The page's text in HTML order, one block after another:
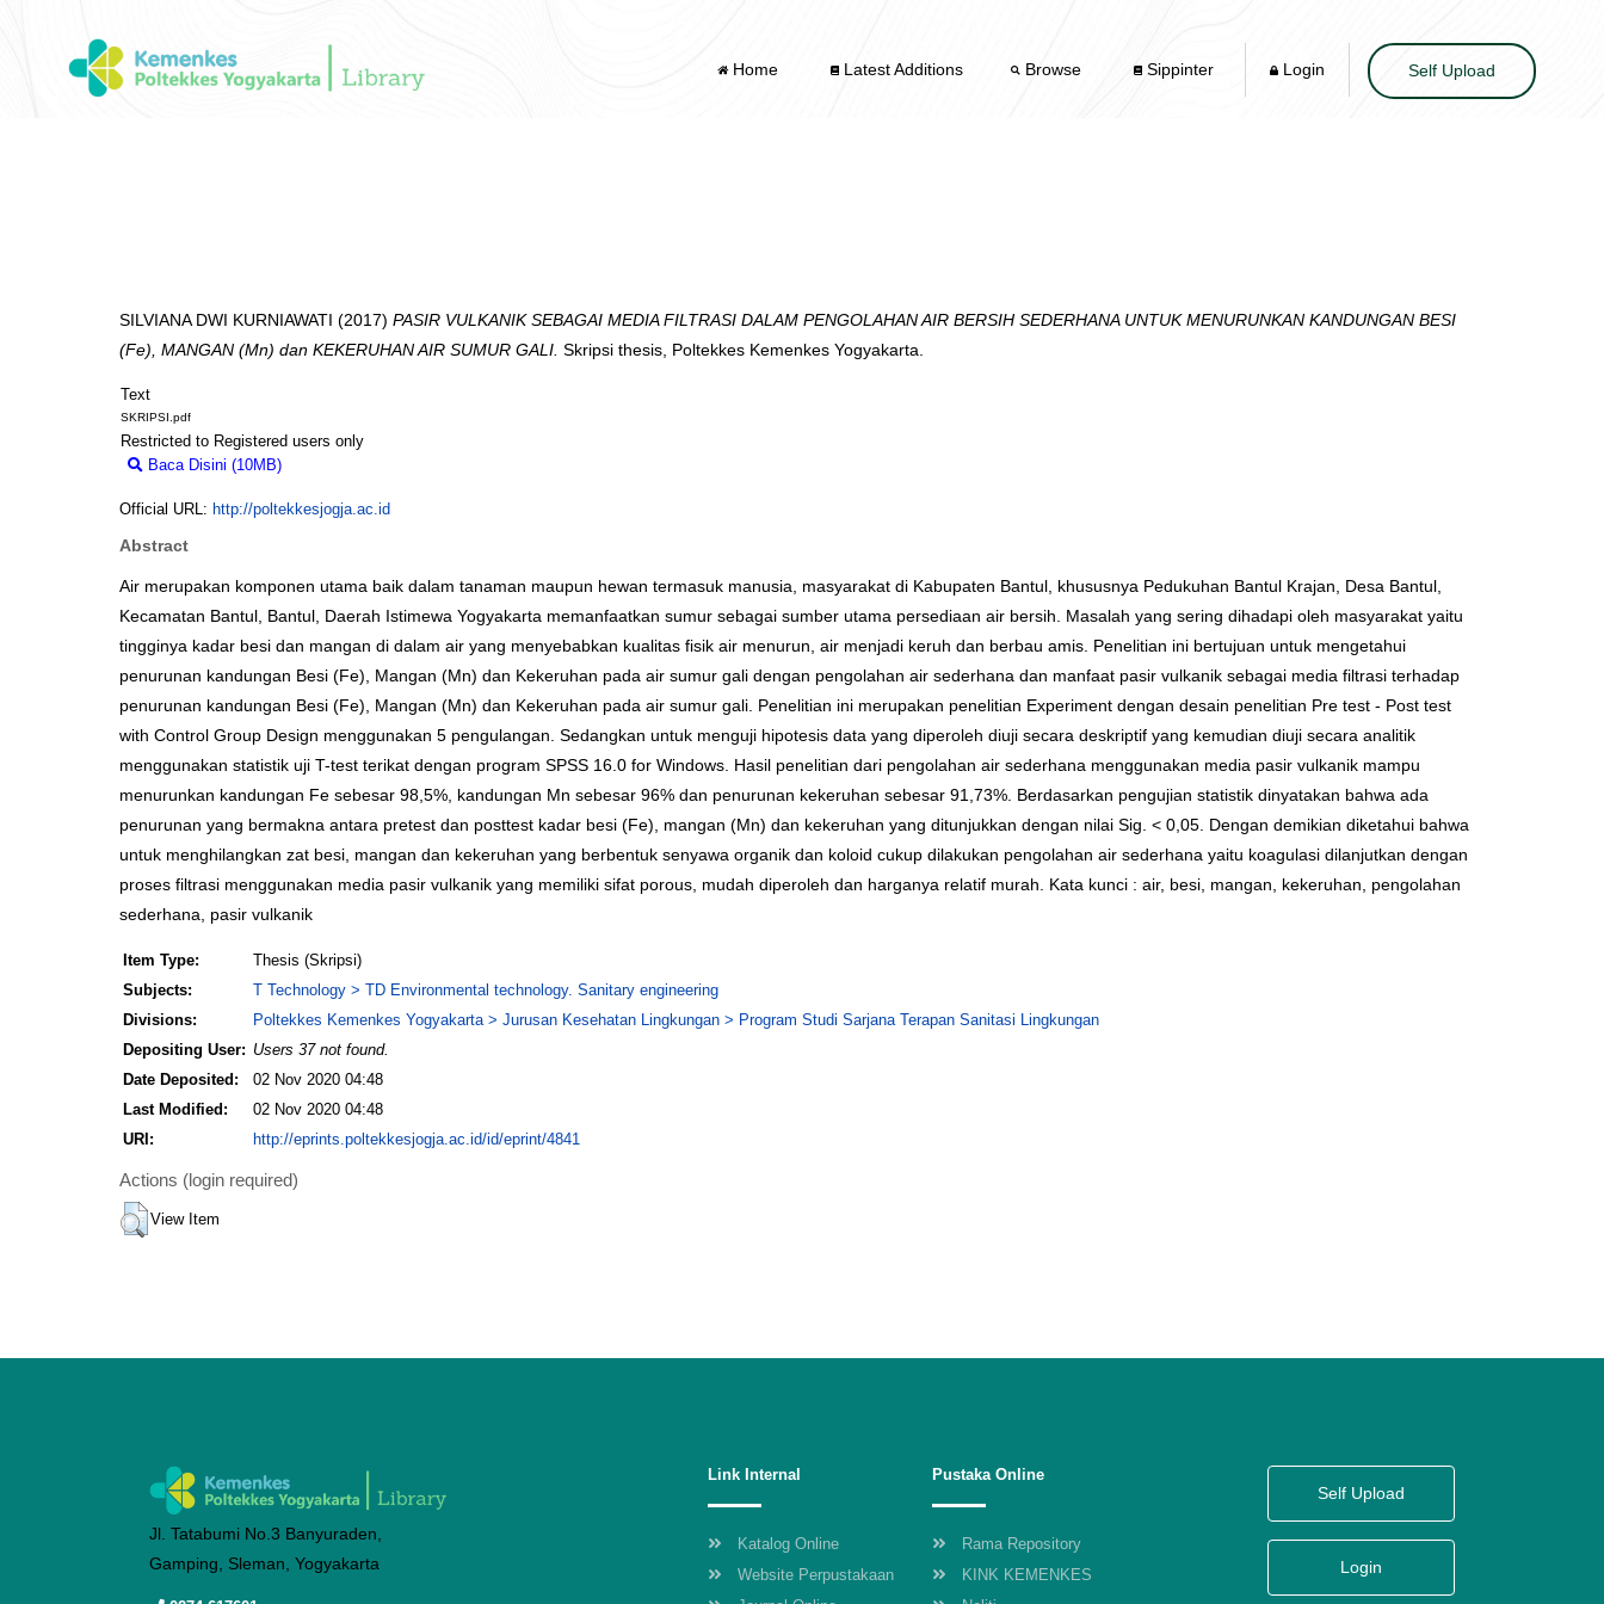
Home Latest Additions Browse Sippinter Login Self Upload
SILVIANA DWI KURNIAWATI (2017) PASIR VULKANIK SEBAGAI MEDIA FILTRASI DALAM PENGOLAHAN AIR BERSIH SEDERHANA UNTUK MENURUNKAN KANDUNGAN BESI
(Fe), MANGAN (Mn) dan KEKERUHAN AIR SUMUR GALI. Skripsi thesis, Poltekkes Kemenkes Yogyakarta.
Text
SKRIPSI.pdf
Restricted to Registered users only
Baca Disini (10MB)
Official URL: http://poltekkesjogja.ac.id
Abstract
Air merupakan komponen utama baik dalam tanaman maupun hewan termasuk manusia, masyarakat di Kabupaten Bantul, khususnya Pedukuhan Bantul Krajan, Desa Bantul,
Kecamatan Bantul, Bantul, Daerah Istimewa Yogyakarta memanfaatkan sumur sebagai sumber utama persediaan air bersih. Masalah yang sering dihadapi oleh masyarakat yaitu
tingginya kadar besi dan mangan di dalam air yang menyebabkan kualitas fisik air menurun, air menjadi keruh dan berbau amis. Penelitian ini bertujuan untuk mengetahui
penurunan kandungan Besi (Fe), Mangan (Mn) dan Kekeruhan pada air sumur gali dengan pengolahan air sederhana dan manfaat pasir vulkanik sebagai media filtrasi terhadap
penurunan kandungan Besi (Fe), Mangan (Mn) dan Kekeruhan pada air sumur gali. Penelitian ini merupakan penelitian Experiment dengan desain penelitian Pre test - Post test
with Control Group Design menggunakan 5 pengulangan. Sedangkan untuk menguji hipotesis data yang diperoleh diuji secara deskriptif yang kemudian diuji secara analitik
menggunakan statistik uji T-test terikat dengan program SPSS 16.0 for Windows. Hasil penelitian dari pengolahan air sederhana menggunakan media pasir vulkanik mampu
menurunkan kandungan Fe sebesar 98,5%, kandungan Mn sebesar 96% dan penurunan kekeruhan sebesar 91,73%. Berdasarkan pengujian statistik dinyatakan bahwa ada
penurunan yang bermakna antara pretest dan posttest kadar besi (Fe), mangan (Mn) dan kekeruhan yang ditunjukkan dengan nilai Sig. < 0,05. Dengan demikian diketahui bahwa
untuk menghilangkan zat besi, mangan dan kekeruhan yang berbentuk senyawa organik dan koloid cukup dilakukan pengolahan air sederhana yaitu koagulasi dilanjutkan dengan
proses filtrasi menggunakan media pasir vulkanik yang memiliki sifat porous, mudah diperoleh dan harganya relatif murah. Kata kunci : air, besi, mangan, kekeruhan, pengolahan
sederhana, pasir vulkanik
Item Type:
Thesis (Skripsi)
Subjects:
T Technology > TD Environmental technology. Sanitary engineering
Divisions:
Poltekkes Kemenkes Yogyakarta > Jurusan Kesehatan Lingkungan > Program Studi Sarjana Terapan Sanitasi Lingkungan
Depositing User: Users 37 not found.
Date Deposited:
02 Nov 2020 04:48
Last Modified:
02 Nov 2020 04:48
URI:
http://eprints.poltekkesjogja.ac.id/id/eprint/4841
Actions (login required)
View Item
Jl. Tatabumi No.3 Banyuraden,
Gamping, Sleman, Yogyakarta
Link Internal
Katalog Online
Website Perpustakaan
Pustaka Online
Rama Repository
KINK KEMENKES
Self Upload
Login